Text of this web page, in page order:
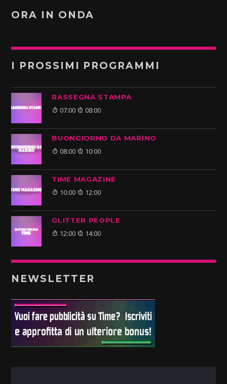
ORA IN ONDA
I PROSSIMI PROGRAMMI
RASSEGNA STAMPA
07:00 08:00
BUONGIORNO DA MARINO
08:00 10:00
TIME MAGAZINE
10:00 12:00
GLITTER PEOPLE
12:00 14:00
NEWSLETTER